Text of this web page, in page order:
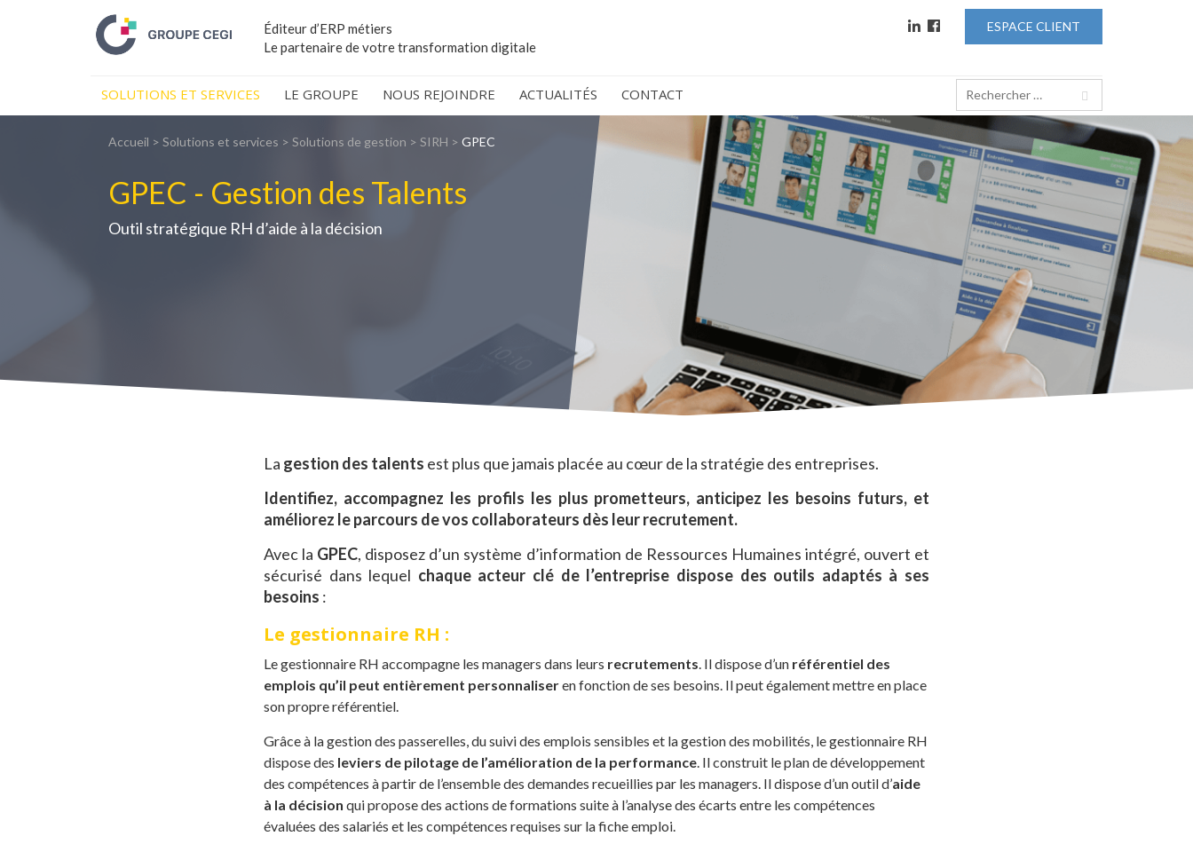
Éditeur d’ERP métiers
Le partenaire de votre transformation digitale
ESPACE CLIENT
SOLUTIONS ET SERVICES LE GROUPE NOUS REJOINDRE ACTUALITÉS CONTACT
Accueil > Solutions et services > Solutions de gestion > SIRH > GPEC
GPEC - Gestion des Talents
Outil stratégique RH d’aide à la décision
La gestion des talents est plus que jamais placée au cœur de la stratégie des entreprises.
Identifiez, accompagnez les profils les plus prometteurs, anticipez les besoins futurs, et
améliorez le parcours de vos collaborateurs dès leur recrutement.
Avec la GPEC, disposez d’un système d’information de Ressources Humaines intégré, ouvert et
sécurisé dans lequel chaque acteur clé de l’entreprise dispose des outils adaptés à ses
besoins :
Le gestionnaire RH :
Le gestionnaire RH accompagne les managers dans leurs recrutements. Il dispose d’un référentiel des
emplois qu’il peut entièrement personnaliseren fonction de ses besoins. Il peut également mettre en place
son propre référentiel.
Grâce à la gestion des passerelles, du suivi des emplois sensibles et la gestion des mobilités, le gestionnaire RH
dispose des leviers de pilotage de l’amélioration de la performance. Il construit le plan de développement
des compétences à partir de l’ensemble des demandes recueillies par les managers. Il dispose d’un outil d’aide
à la décision qui propose des actions de formations suite à l’analyse des écarts entre les compétences
évaluées des salariés et les compétences requises sur la fiche emploi.